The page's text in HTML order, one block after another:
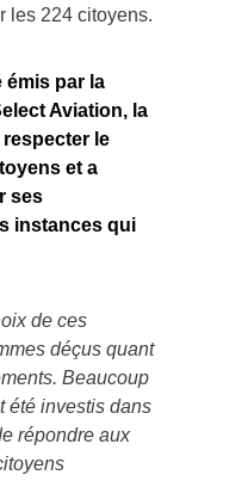
les 224 citoyens.
émis par la
Aviation, la
le
et a
ses
instances qui
de ces
déçus quant
Beaucoup
été investis dans
répondre aux